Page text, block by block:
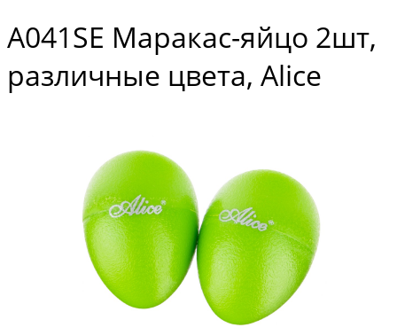
A041SE Маракас-яйцо 2шт,
различные цвета, Alice